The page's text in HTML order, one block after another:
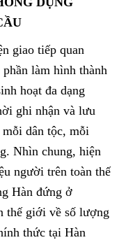
giao tiếp quan
làm hình thành
hoạt đa dạng
ghi nhận và lưu
dân tộc, mỗi
Nhìn chung, hiện
người trên toàn thế
Hàn đứng ở
thế giới về số lượng
thức tại Hàn